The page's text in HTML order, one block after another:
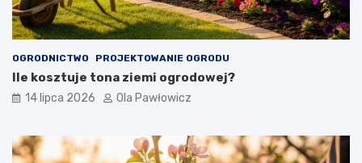
OGRODNICTWO PROJEKTOWANIE OGRODU
Ile kosztuje tona ziemi ogrodowej?
14 lipca 2026 Ola Pawłowicz